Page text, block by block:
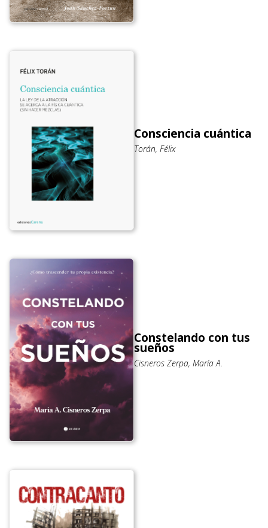
Consciencia cuántica
Torán, Félix
Constelando con tus
sueños
Cisneros Zerpa, María A.